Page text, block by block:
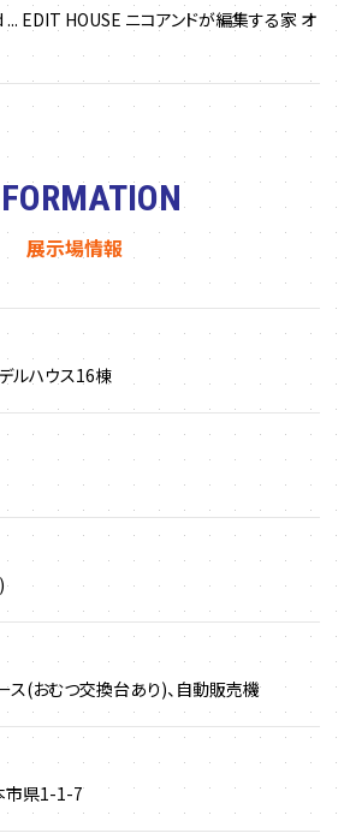
EDIT HOUSE ニコアンドが編集する家 オ
展示場情報
ルハウス16棟
ス(おむつ交換台あり)、自動販売機
市県1-1-7